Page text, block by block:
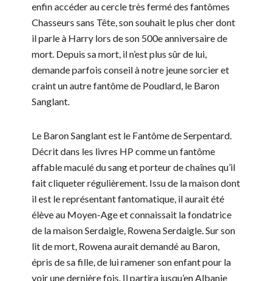
enfin accéder au cercle très fermé des fantômes
Chasseurs sans Tête, son souhait le plus cher dont
il parle à Harry lors de son 500e anniversaire de
mort. Depuis sa mort, il n’est plus sûr de lui,
demande parfois conseil à notre jeune sorcier et
craint un autre fantôme de Poudlard, le Baron
Sanglant.
Le Baron Sanglant est le Fantôme de Serpentard.
Décrit dans les livres HP comme un fantôme
affable maculé du sang et porteur de chaînes qu’il
fait cliqueter régulièrement. Issu de la maison dont
il est le représentant fantomatique, il aurait été
élève au Moyen-Age et connaissait la fondatrice
de la maison Serdaigle, Rowena Serdaigle. Sur son
lit de mort, Rowena aurait demandé au Baron,
épris de sa fille, de lui ramener son enfant pour la
voir une dernière fois. Il partira jusqu’en Albanie